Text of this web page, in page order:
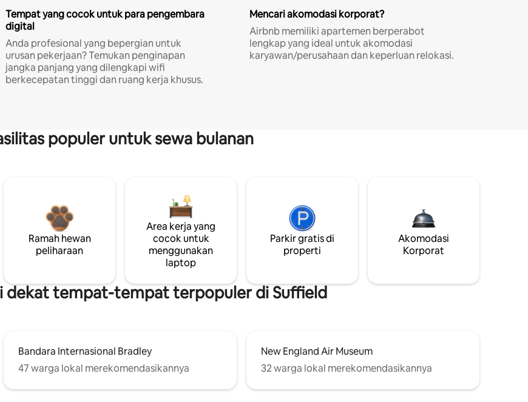
Tempat yang cocok untuk para pengembara
digital
Anda profesional yang bepergian untuk
urusan pekerjaan? Temukan penginapan
jangka panjang yang dilengkapi wifi
berkecepatan tinggi dan ruang kerja khusus.
Mencari akomodasi korporat?
Airbnb memiliki apartemen berperabot
lengkap yang ideal untuk akomodasi
karyawan/perusahaan dan keperluan relokasi.
populer untuk sewa bulanan
Ramah hewan
peliharaan
Area kerja yang
cocok untuk
menggunakan
laptop
Parkir gratis di
properti
Akomodasi
Korporat
dekat tempat-tempat terpopuler di Suffield
Bandara Internasional Bradley
47 warga lokal merekomendasikannya
New England Air Museum
32 warga lokal merekomendasikannya